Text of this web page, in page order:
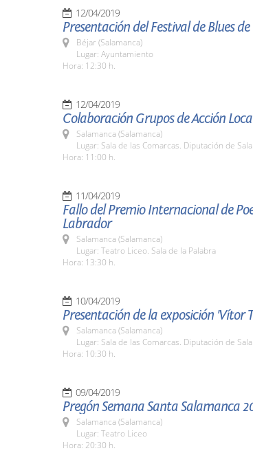
12/04/2019
Presentación del Festival de Blues
Béjar (Salamanca)
Lugar: Ayuntamiento
Hora: 12:30 h.
12/04/2019
Colaboración Grupos de Acción
Salamanca (Salamanca)
Lugar: Sala de las Comarcas. Diputación de
Hora: 11:00 h.
11/04/2019
Fallo del Premio Internacional de
Labrador
Salamanca (Salamanca)
Lugar: Teatro Liceo. Sala de la Palabra
Hora: 13:30 h.
10/04/2019
Presentación de la exposición 'Vítor
Salamanca (Salamanca)
Lugar: Sala de las Comarcas. Diputación de
Hora: 10:30 h.
09/04/2019
Pregón Semana Santa Salamanca
Salamanca (Salamanca)
Lugar: Teatro Liceo
Hora: 20:30 h.